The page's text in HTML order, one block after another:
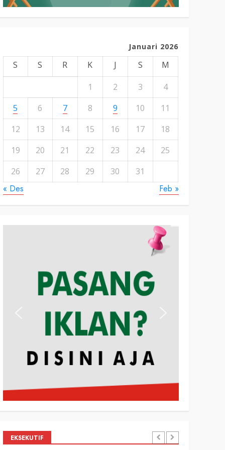
Januari 2026
S S R K J S
M
1
2 3
4
5
6 7 8 9 10
11
12
13 14 15 16 17
18
19
20 21 22 23 24
25
26
27 28 29 30 31
« Des Feb »
EKSEKUTIF